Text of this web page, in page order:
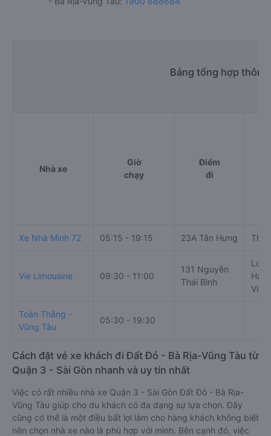
Bảng tổng hợp
Nhà xe
Giờ
chạy
Điểm
đi
Xe Nhà Mình 72 05:15 - 19:15 23A Tân Hưng Thị
Vie Limousine 09:30 - 11:00
131 Nguyễn
Thái Bình
Hải,
Toàn Thắng -
Vũng Tàu
05:30 - 19:30
Cách đặt vé xe khách đi Đất Đỏ - Bà Rịa-Vũng Tàu từ
Quận 3 - Sài Gòn nhanh và uy tín nhất
Việc có rất nhiều nhà xe Quận 3 - Sài Gòn Đất Đỏ - Bà Rịa-
Vũng Tàu giúp cho du khách có đa dạng sự lựa chọn. Đây
cũng có thể là một điều bất lợi làm cho hàng khách không biết
nên chọn nhà xe nào là phù hợp với mình. Bên cạnh đó, việc